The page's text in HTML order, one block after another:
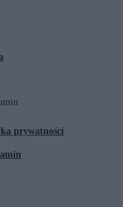
prywatności